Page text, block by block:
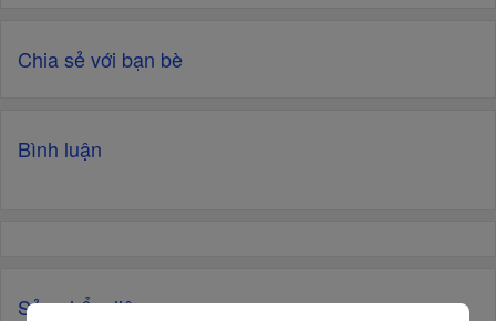
Chia sẻ với bạn bè
Bình luận
Sản phẩm liên quan